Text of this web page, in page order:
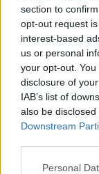
section to
opt-out request
interest-based
us or personal
your opt-out.
disclosure of
IAB’s list of
also be
Downstream
Please note that
Personal
Εκπαιδευτική
Πατρών από